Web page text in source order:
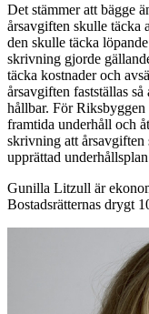
Det stämmer att bägge
årsavgiften skulle täcka
den skulle täcka
skrivning gjorde
täcka kostnader och
årsavgiften fastställas
hållbar. För
framtida underhåll och
skrivning att
upprättad
Gunilla Litzull är
Bostadsrätternas drygt